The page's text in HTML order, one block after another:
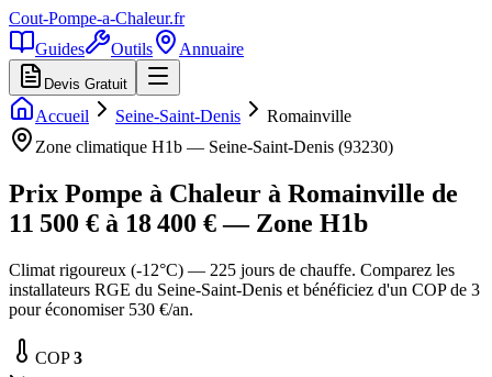
Cout-Pompe-a-Chaleur.fr
Guides
Outils Annuaire
Devis Gratuit
Accueil Seine-Saint-Denis
Romainville
Zone climatique H1b — Seine-Saint-Denis (93230)
Prix Pompe à Chaleur à Romainville de
11 500 € à 18 400 € — Zone H1b
Climat rigoureux (-12°C) — 225 jours de chauffe. Comparez les
installateurs RGE du Seine-Saint-Denis et bénéficiez d'un COP de 3
pour économiser 530 €/an.
COP3